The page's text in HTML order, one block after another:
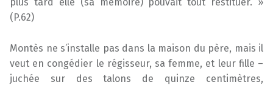
(P.62)
Montès ne s’installe pas dans la maison du père, mais il
veut en congédier le régisseur, sa femme, et leur fille –
juchée sur des talons de quinze centimètres,